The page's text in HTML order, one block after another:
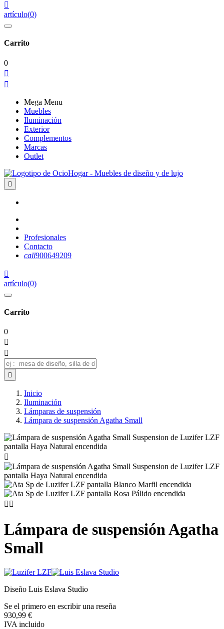

artículo(0)
Carrito
0


Mega Menu
Muebles
Iluminación
Exterior
Complementos
Marcas
Outlet

Profesionales
Contacto
call900649209

artículo(0)
Carrito
0



Inicio
Iluminación
Lámparas de suspensión
Lámpara de suspensión Agatha Small

 
Lámpara de suspensión Agatha
Small
Diseño Luis Eslava Studio
Se el primero en escribir una reseña
930,99 €
IVA incluido